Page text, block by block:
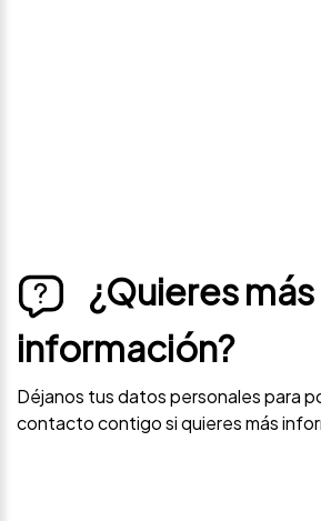
¿Quieres más
información?
Déjanos tus datos personales para
contacto contigo si quieres más